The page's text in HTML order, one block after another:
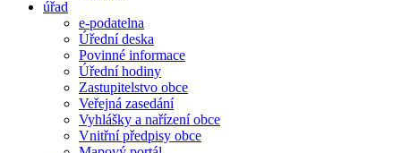
úřad
e-podatelna
Úřední deska
Povinné informace
Úřední hodiny
Zastupitelstvo obce
Veřejná zasedání
Vyhlášky a nařízení obce
Vnitřní předpisy obce